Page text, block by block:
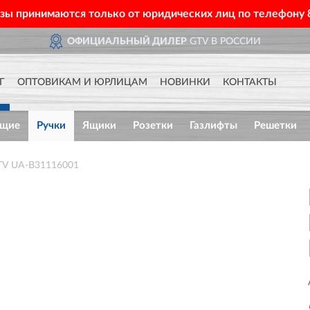
принимаются только от юридических лиц по телефону
ОФИЦИАЛЬНЫЙ ДИЛЕРGTV В РОССИИ
ОПТОВИКАМ И ЮРЛИЦАМ НОВИНКИ КОНТАКТЫ
Ручки Ящики Розетки Газлифты Решетки
UA-B31116001